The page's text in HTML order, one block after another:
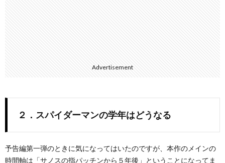
Advertisement
２．スパイダーマンの学年はどうなる
予告編第一弾のときに気になってはいたのですが、本作のメインの
時間軸は「サノスの指パッチンから５年後」ということになってま